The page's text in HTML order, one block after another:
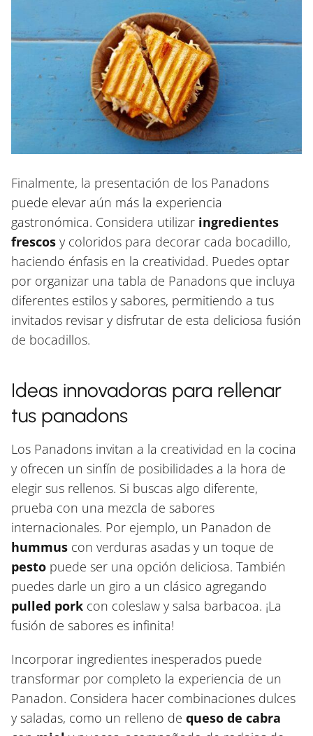
Finalmente, la presentación de los Panadons
puede elevar aún más la experiencia
gastronómica. Considera utilizar ingredientes
frescos y coloridos para decorar cada bocadillo,
haciendo énfasis en la creatividad. Puedes optar
por organizar una tabla de Panadons que incluya
diferentes estilos y sabores, permitiendo a tus
invitados revisar y disfrutar de esta deliciosa fusión
de bocadillos.
Ideas innovadoras para rellenar
tus panadons
Los Panadons invitan a la creatividad en la cocina
y ofrecen un sinfín de posibilidades a la hora de
elegir sus rellenos. Si buscas algo diferente,
prueba con una mezcla de sabores
internacionales. Por ejemplo, un Panadon de
hummus con verduras asadas y un toque de
pesto puede ser una opción deliciosa. También
puedes darle un giro a un clásico agregando
pulled pork con coleslaw y salsa barbacoa. ¡La
fusión de sabores es infinita!
Incorporar ingredientes inesperados puede
transformar por completo la experiencia de un
Panadon. Considera hacer combinaciones dulces
y saladas, como un relleno de queso de cabra